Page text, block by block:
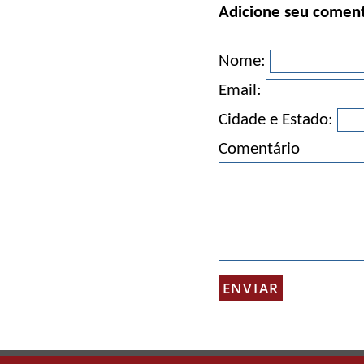
Adicione seu
Nome:
Email:
Cidade e Estado:
Comentário